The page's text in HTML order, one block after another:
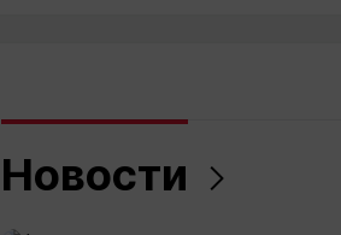
Новости